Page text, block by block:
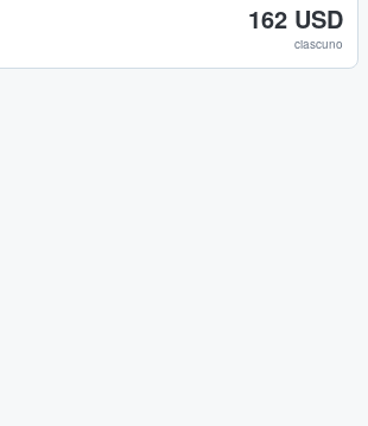
162 USD
ciascuno